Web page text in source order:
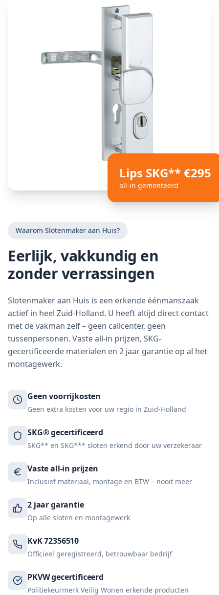
Lips SKG** €295
all-in gemonteerd
Waarom Slotenmaker aan Huis?
Eerlijk, vakkundig en
zonder verrassingen
Slotenmaker aan Huis is een erkende éénmanszaak
actief in heel Zuid-Holland. U heeft altijd direct contact
met de vakman zelf – geen callcenter, geen
tussenpersonen. Vaste all-in prijzen, SKG-
gecertificeerde materialen en 2 jaar garantie op al het
montagewerk.
Geen voorrijkosten
Geen extra kosten voor uw regio in Zuid-Holland
SKG® gecertificeerd
SKG** en SKG*** sloten erkend door uw verzekeraar
Vaste all-in prijzen
Inclusief materiaal, montage en BTW – nooit meer
2 jaar garantie
Op alle sloten en montagewerk
KvK 72356510
Officieel geregistreerd, betrouwbaar bedrijf
PKVW gecertificeerd
Politiekeurmerk Veilig Wonen erkende producten